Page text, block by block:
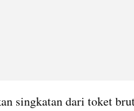
singkatan dari toket